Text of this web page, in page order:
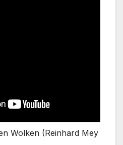
Wolken (Reinhard Mey